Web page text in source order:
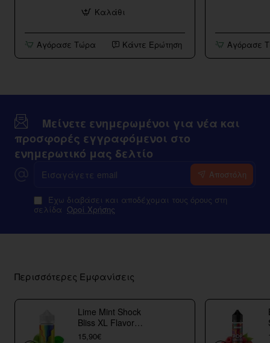
Καλάθι
Αγόρασε Τώρα Κάντε Ερώτηση
Xyfil
My
Vapery
Αγόρασε
Μείνετε ενημερωμένοι για νέα και
προσφορές εγγραφόμενοι στο
ενημερωτικό μας δελτίο
email
Αποστόλη
Έχω διαβάσει και αποδέχομαι τους όρους στη
σελίδα Οροί Χρήσης
Περισσότερες Εμφανίσεις
Lime Mint Shock
Bliss XL Flavor
Shots
15,90€